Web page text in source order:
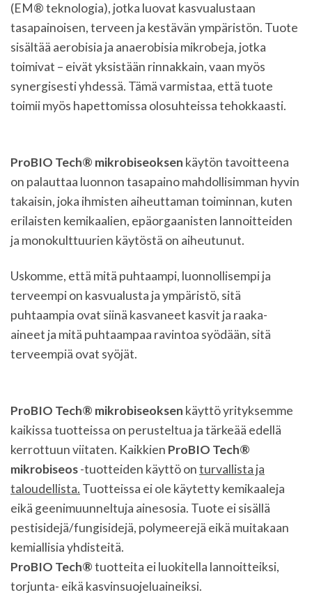
(EM® teknologia), jotka luovat kasvualustaan
tasapainoisen, terveen ja kestävän ympäristön. Tuote
sisältää aerobisia ja anaerobisia mikrobeja, jotka
toimivat – eivät yksistään rinnakkain, vaan myös
synergisesti yhdessä. Tämä varmistaa, että tuote
toimii myös hapettomissa olosuhteissa tehokkaasti.
ProBIO Tech® mikrobiseoksen käytön tavoitteena
on palauttaa luonnon tasapaino mahdollisimman hyvin
takaisin, joka ihmisten aiheuttaman toiminnan, kuten
erilaisten kemikaalien, epäorgaanisten lannoitteiden
ja monokulttuurien käytöstä on aiheutunut.
Uskomme, että mitä puhtaampi, luonnollisempi ja
terveempi on kasvualusta ja ympäristö, sitä
puhtaampia ovat siinä kasvaneet kasvit ja raaka-
aineet ja mitä puhtaampaa ravintoa syödään, sitä
terveempiä ovat syöjät.
ProBIO Tech® mikrobiseoksen käyttö yrityksemme
kaikissa tuotteissa on perusteltua ja tärkeää edellä
kerrottuun viitaten. Kaikkien ProBIO Tech®
mikrobiseos-tuotteiden käyttö onturvallista ja
taloudellista. Tuotteissa ei ole käytetty kemikaaleja
eikä geenimuunneltuja ainesosia. Tuote ei sisällä
pestisidejä/fungisidejä, polymeerejä eikä muitakaan
kemiallisia yhdisteitä.
ProBIO Tech®tuotteita ei luokitella lannoitteiksi,
torjunta- eikä kasvinsuojeluaineiksi.